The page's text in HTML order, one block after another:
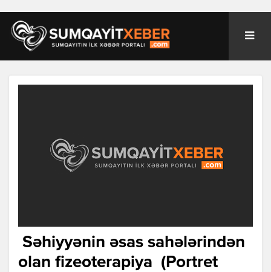
Səhiyyənin əsas sahələrindən
olan fizeoterapiya (Portret